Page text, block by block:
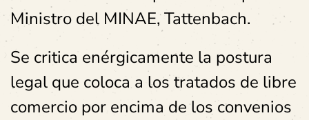
Ministro del MINAE, Tattenbach.
Se critica enérgicamente la postura
legal que coloca a los tratados de libre
comercio por encima de los convenios